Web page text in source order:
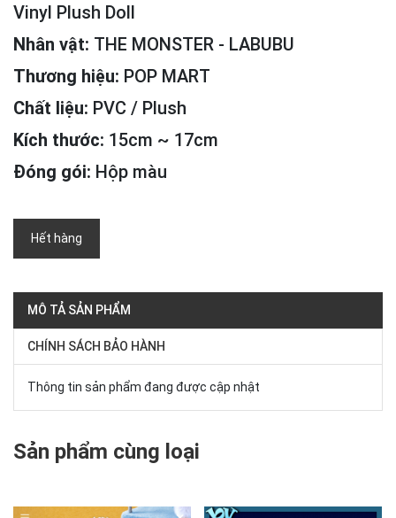
Vinyl Plush Doll
Nhân vật: THE MONSTER - LABUBU
Thương hiệu: POP MART
Chất liệu: PVC / Plush
Kích thước: 15cm ~ 17cm
Đóng gói: Hộp màu
Hết hàng
MÔ TẢ SẢN PHẨM
CHÍNH SÁCH BẢO HÀNH
Thông tin sản phẩm đang được cập nhật
Sản phẩm cùng loại